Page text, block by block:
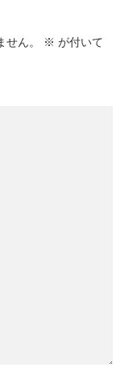
ん。 ※ が付いて